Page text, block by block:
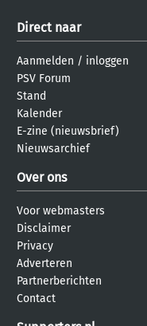
Direct naar
Aanmelden / inloggen
PSV Forum
Stand
Kalender
E-zine (nieuwsbrief)
Nieuwsarchief
Over ons
Voor webmasters
Disclaimer
Privacy
Adverteren
Partnerberichten
Contact